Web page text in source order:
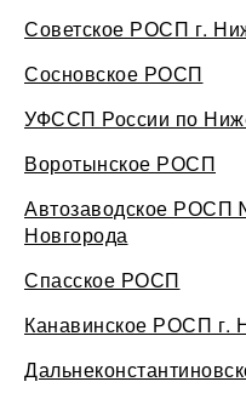
Советское РОСП г.
Сосновское РОСП
УФССП России по
Воротынское РОСП
Автозаводское РОСП
Новгорода
Спасское РОСП
Канавинское РОСП г.